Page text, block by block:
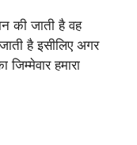
की जाती है वह
है इसीलिए अगर
हमारा